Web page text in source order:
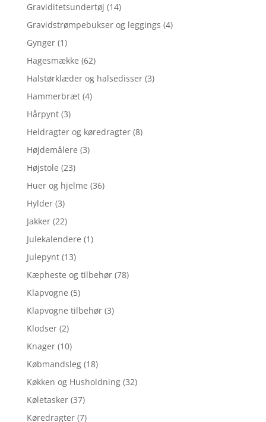
Graviditetsundertøj (14)
Gravidstrømpebukser og leggings (4)
Gynger (1)
Hagesmække (62)
Halstørklæder og halsedisser (3)
Hammerbræt (4)
Hårpynt (3)
Heldragter og køredragter (8)
Højdemålere (3)
Højstole (23)
Huer og hjelme (36)
Hylder (3)
Jakker (22)
Julekalendere (1)
Julepynt (13)
Kæpheste og tilbehør (78)
Klapvogne (5)
Klapvogne tilbehør (3)
Klodser (2)
Knager (10)
Købmandsleg (18)
Køkken og Husholdning (32)
Køletasker (37)
Køredragter (7)